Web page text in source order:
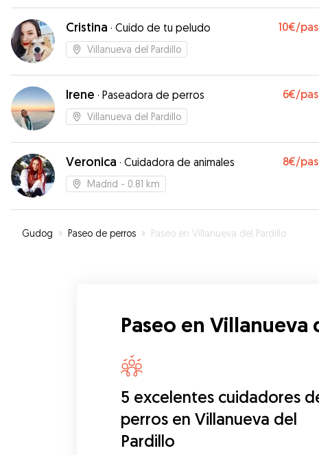
Cristina · Cuido de tu peludo 10€/
Villanueva del Pardillo
Irene · Paseadora de perros 6€/
Villanueva del Pardillo
Veronica · Cuidadora de animales 8€/
Madrid - 0.81 km
Gudog » Paseo de perros » Paseo en Villanueva del Pardillo
Paseo en Villanueva
5 excelentes cuidadores
perros en Villanueva del
Pardillo